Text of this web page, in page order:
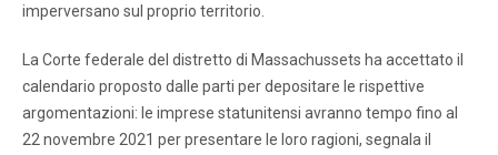
imperversano sul proprio territorio.
La Corte federale del distretto di Massachussets ha accettato il
calendario proposto dalle parti per depositare le rispettive
argomentazioni: le imprese statunitensi avranno tempo fino al
22 novembre 2021 per presentare le loro ragioni, segnala il